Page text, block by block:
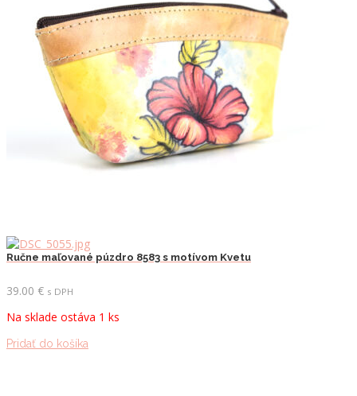
Ručne maľované púzdro 8583 s motívom Kvetu
39.00 € s DPH
Na sklade ostáva 1 ks
Pridať do košíka